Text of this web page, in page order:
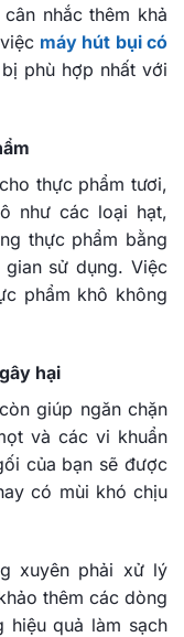
nhắc thêm khả
máy hút bụi có
phù hợp nhất với
thực phẩm tươi,
như các loại hạt,
thực phẩm bằng
sử dụng. Việc
phẩm khô không
hại
giúp ngăn chặn
và các vi khuẩn
của bạn sẽ được
có mùi khó chịu
xuyên phải xử lý
thêm các dòng
hiệu quả làm sạch